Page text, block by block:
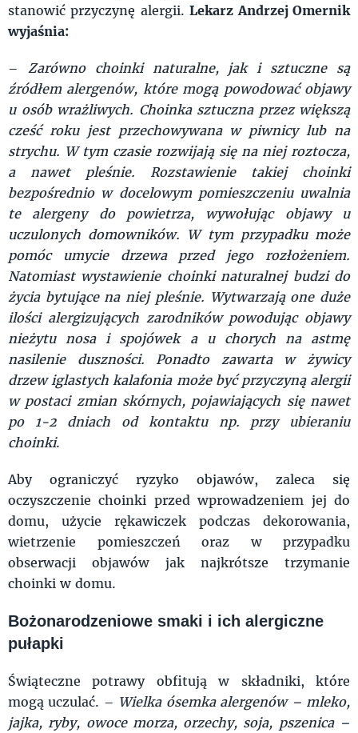
stanowić przyczynę alergii.Lekarz Andrzej Omernik
wyjaśnia:
– Zarówno choinki naturalne, jak i sztuczne są
źródłem alergenów, które mogą powodować objawy
u osób wrażliwych. Choinka sztuczna przez większą
cześć roku jest przechowywana w piwnicy lub na
strychu. W tym czasie rozwijają się na niej roztocza,
a nawet pleśnie. Rozstawienie takiej choinki
bezpośrednio w docelowym pomieszczeniu uwalnia
te alergeny do powietrza, wywołując objawy u
uczulonych domowników. W tym przypadku może
pomóc umycie drzewa przed jego rozłożeniem.
Natomiast wystawienie choinki naturalnej budzi do
życia bytujące na niej pleśnie. Wytwarzają one duże
ilości alergizujących zarodników powodując objawy
nieżytu nosa i spojówek a u chorych na astmę
nasilenie duszności. Ponadto zawarta w żywicy
drzew iglastych kalafonia może być przyczyną alergii
w postaci zmian skórnych, pojawiających się nawet
po 1-2 dniach od kontaktu np. przy ubieraniu
choinki.
Aby ograniczyć ryzyko objawów, zaleca się
oczyszczenie choinki przed wprowadzeniem jej do
domu, użycie rękawiczek podczas dekorowania,
wietrzenie pomieszczeń oraz w przypadku
obserwacji objawów jak najkrótsze trzymanie
choinki w domu.
Bożonarodzeniowe smaki i ich alergiczne
pułapki
Świąteczne potrawy obfitują w składniki, które
mogą uczulać. – Wielka ósemka alergenów – mleko,
jajka, ryby, owoce morza, orzechy, soja, pszenica –